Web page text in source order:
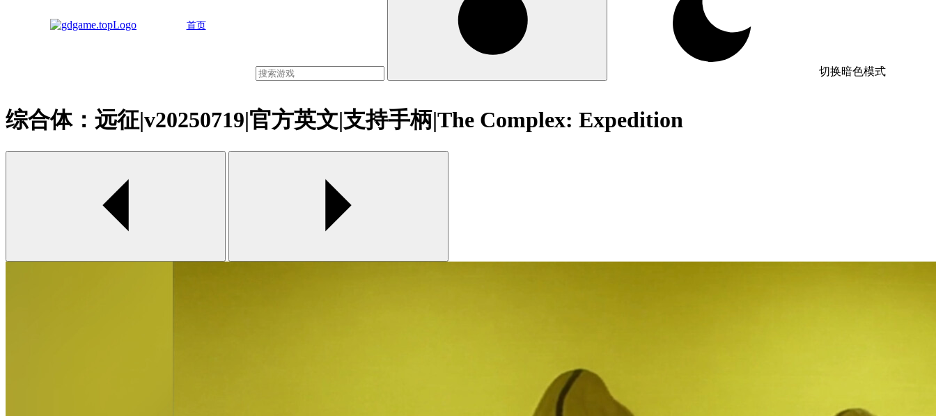
首页
切换暗色模式
综合体：远征|v20250719|官方英文|支持手柄|The Complex: Expedition